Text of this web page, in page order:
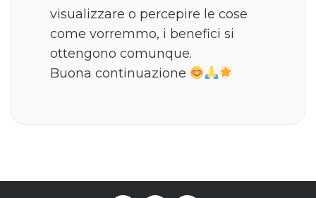
visualizzare o percepire le cose
come vorremmo, i benefici si
ottengono comunque.
Buona continuazione